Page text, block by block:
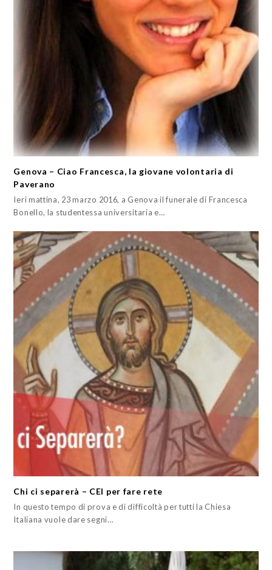
Genova – Ciao Francesca, la giovane volontaria di
Paverano
Ieri mattina, 23 marzo 2016, a Genova il funerale di Francesca
Bonello, la studentessa universitaria e…
Chi ci separerà – CEI per fare rete
In questo tempo di prova e di difficoltà per tutti la Chiesa
Italiana vuole dare segni…